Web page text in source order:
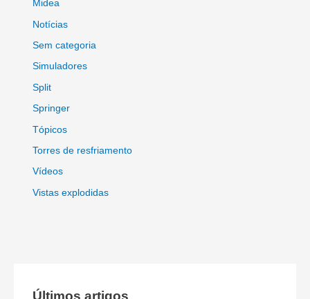
Midea
Notícias
Sem categoria
Simuladores
Split
Springer
Tópicos
Torres de resfriamento
Vídeos
Vistas explodidas
Últimos artigos